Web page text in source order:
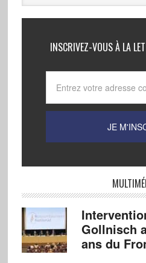
INSCRIVEZ-VOUS À LA
Gollnisch
ans du